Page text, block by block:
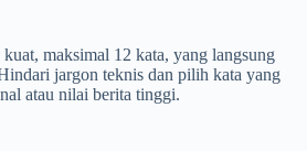
maksimal 12 kata, yang langsung
jargon teknis dan pilih kata yang
atau nilai berita tinggi.